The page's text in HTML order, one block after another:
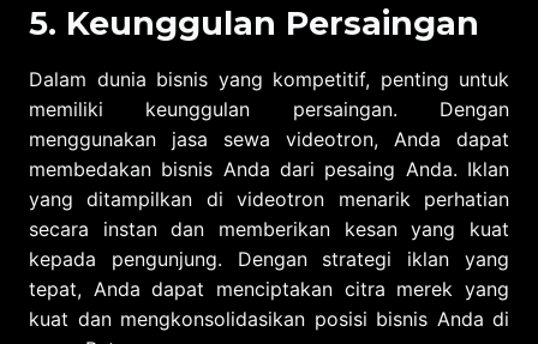
5. Keunggulan Persaingan
Dalam dunia bisnis yang kompetitif, penting untuk
memiliki keunggulan persaingan. Dengan
menggunakan jasa sewa videotron, Anda dapat
membedakan bisnis Anda dari pesaing Anda. Iklan
yang ditampilkan di videotron menarik perhatian
secara instan dan memberikan kesan yang kuat
kepada pengunjung. Dengan strategi iklan yang
tepat, Anda dapat menciptakan citra merek yang
kuat dan mengkonsolidasikan posisi bisnis Anda di